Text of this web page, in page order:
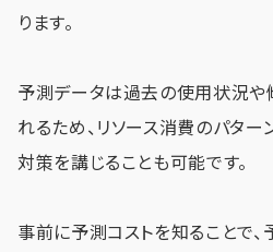
ります。
予測データは過去の使用状況や
れるため、リソース消費のパター
対策を講じることも可能です。
事前に予測コストを知ることで